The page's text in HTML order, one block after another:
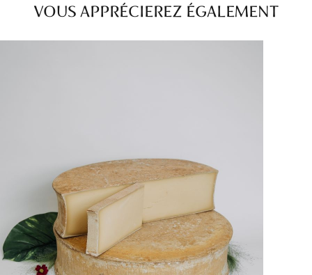
VOUS APPRÉCIEREZ ÉGALEMENT